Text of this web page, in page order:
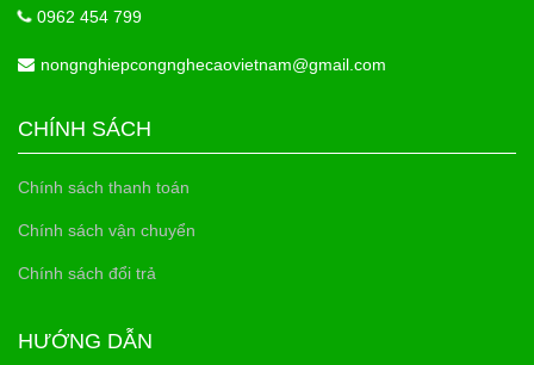
0962 454 799
nongnghiepcongnghecaovietnam@gmail.com
CHÍNH SÁCH
Chính sách thanh toán
Chính sách vận chuyển
Chính sách đổi trả
HƯỚNG DẪN